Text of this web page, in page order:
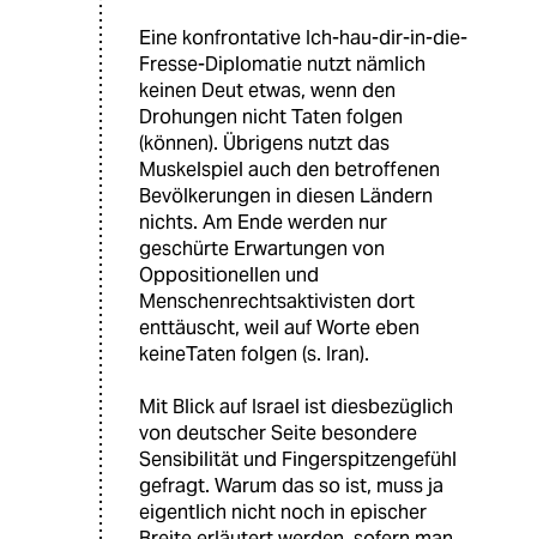
Eine konfrontative Ich-hau-dir-in-die-
Fresse-Diplomatie nutzt nämlich
keinen Deut etwas, wenn den
Drohungen nicht Taten folgen
(können). Übrigens nutzt das
Muskelspiel auch den betroffenen
Bevölkerungen in diesen Ländern
nichts. Am Ende werden nur
geschürte Erwartungen von
Oppositionellen und
Menschenrechtsaktivisten dort
enttäuscht, weil auf Worte eben
keineTaten folgen (s. Iran).
Mit Blick auf Israel ist diesbezüglich
von deutscher Seite besondere
Sensibilität und Fingerspitzengefühl
gefragt. Warum das so ist, muss ja
eigentlich nicht noch in epischer